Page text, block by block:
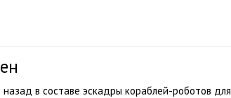
в составе эскадры кораблей-роботов для